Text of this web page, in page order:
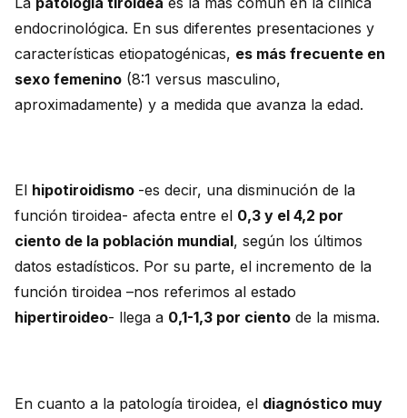
endocrinológica. En sus diferentes presentaciones y
características etiopatogénicas, es más frecuente en
sexo femenino (8:1 versus masculino,
aproximadamente) y a medida que avanza la edad.
El hipotiroidismo -es decir, una disminución de la
función tiroidea- afecta entre el 0,3 y el 4,2 por
ciento de la población mundial, según los últimos
datos estadísticos. Por su parte, el incremento de la
función tiroidea –nos referimos al estado
hipertiroideo- llega a 0,1-1,3 por ciento de la misma.
En cuanto a la patología tiroidea, el diagnóstico muy